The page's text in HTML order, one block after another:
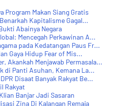
Program Makan Siang Gratis
Kapitalisme Gagal...
Abainya Negara
Mencegah Perkawinan A...
pada Kedatangan Paus Fr...
Gaya Hidup Fear of Mis...
Akankah Menjawab Permasala...
di Panti Asuhan, Kemana La...
Disaat Banyak Rakyat Be...
Rakyat
Banjar Jadi Sasaran
Zina Di Kalangan Remaja